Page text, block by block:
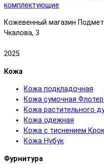
Кожевенный магазин
Чкалова, 3
2025
Кожа
Кожа подкладочная
Кожа сумочная
Кожа растительного
Кожа одежная
Кожа с тиснением
Кожа Нубук
Фурнитура